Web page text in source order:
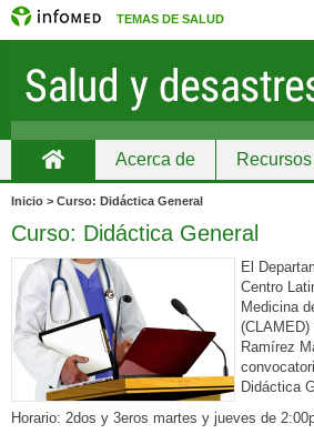
TEMAS DE SALUD
Acerca de
Inicio > Curso: Didáctica General
Curso: Didáctica General
El
Centro
Medicina
(CLAMED)
Ramírez
Didáctica
Horario: 2dos y 3eros martes y jueves de